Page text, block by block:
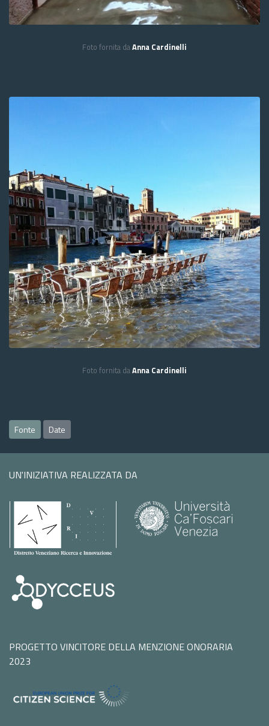
Foto fornita daAnna Cardinelli
Foto fornita daAnna Cardinelli
Fonte Date
UN'INIZIATIVA REALIZZATA DA
PROGETTO VINCITORE DELLA MENZIONE ONORARIA
2023